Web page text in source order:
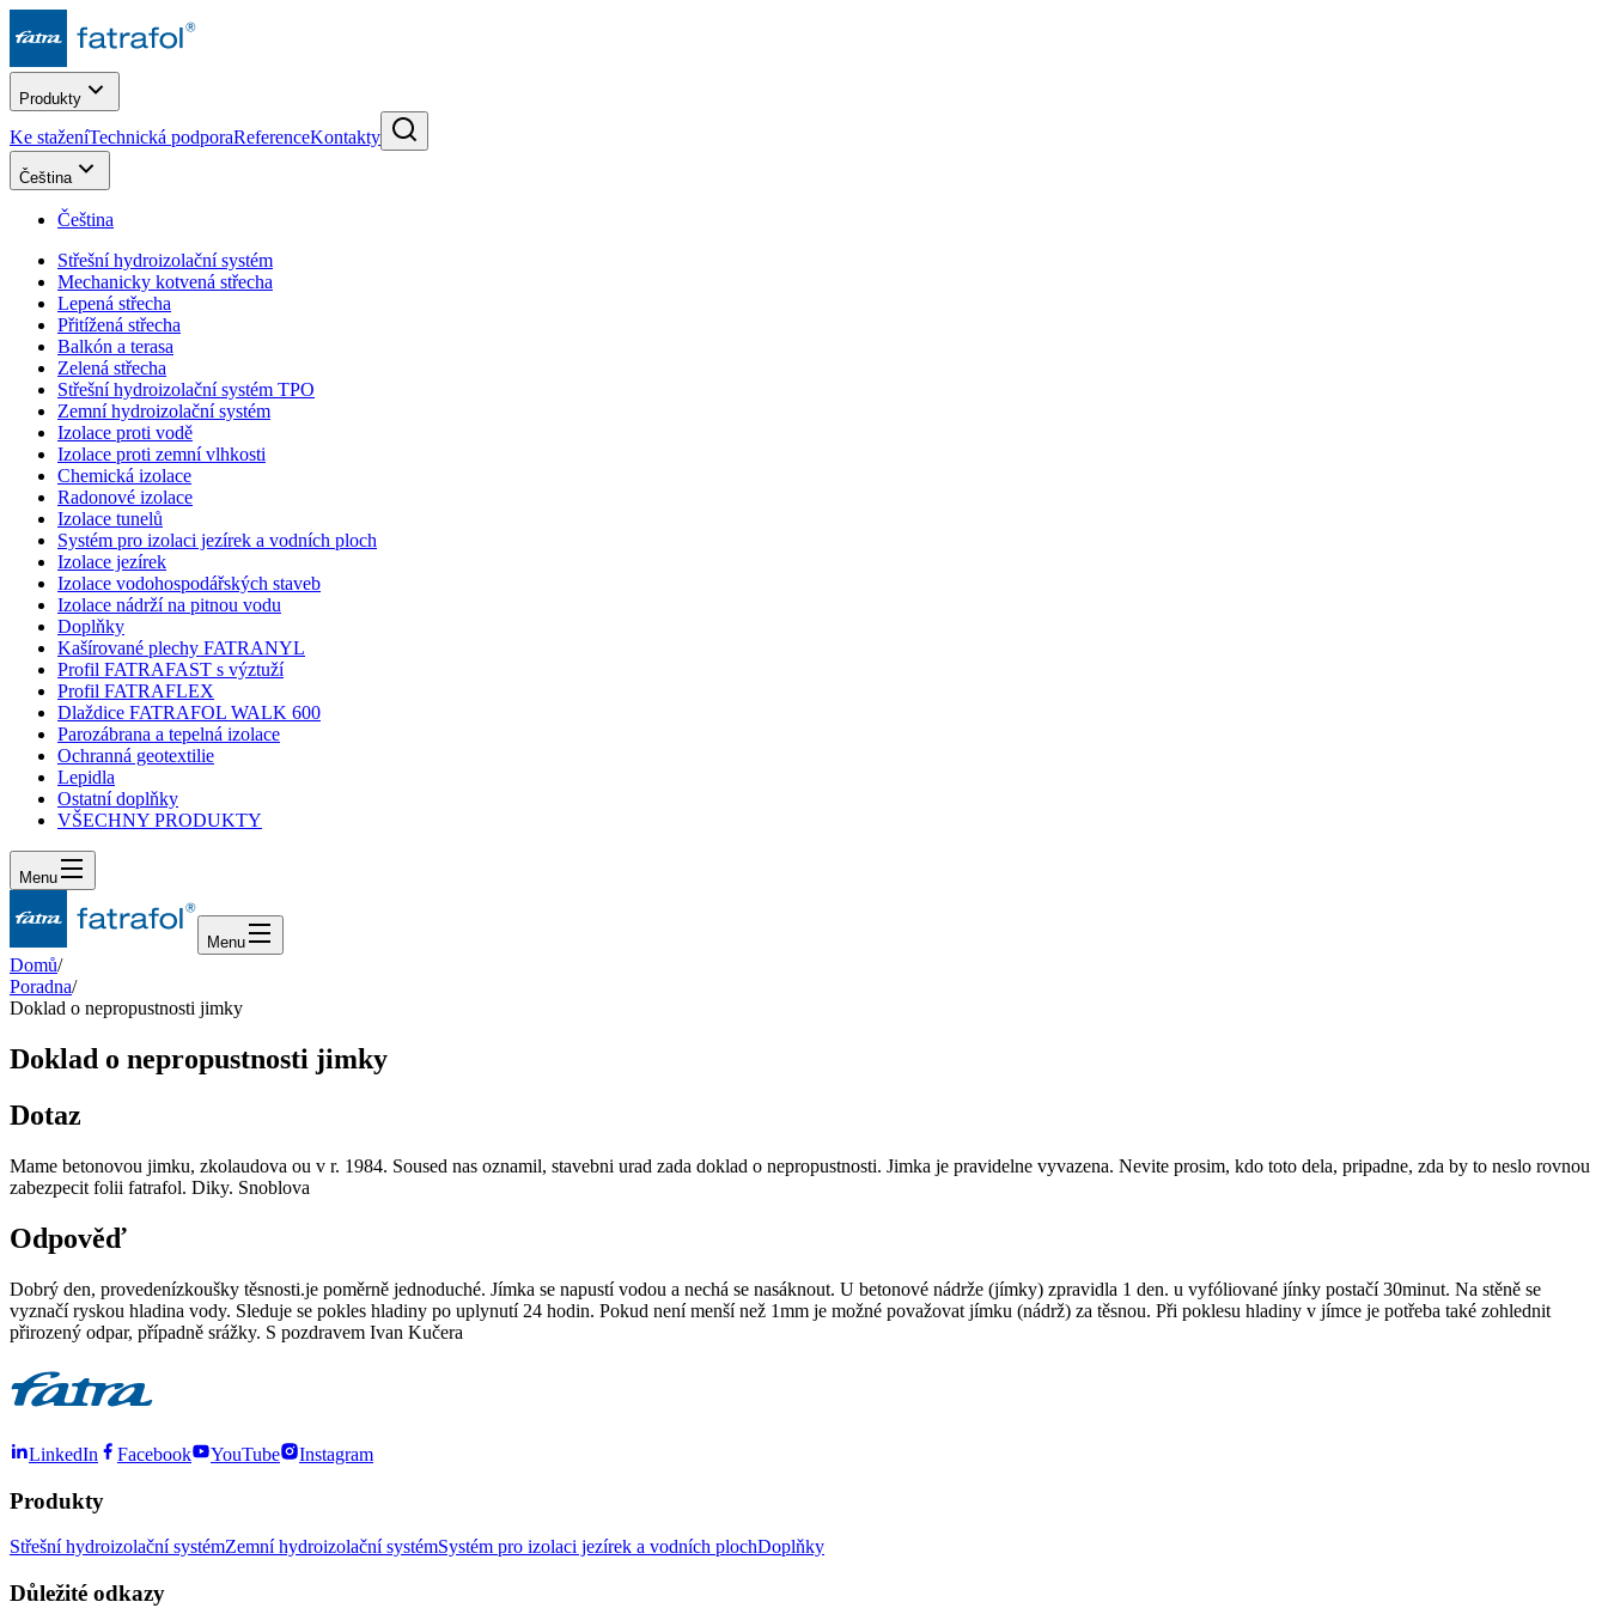
Produkty
Ke staženíTechnická podporaReferenceKontakty
Čeština
Čeština
Střešní hydroizolační systém
Mechanicky kotvená střecha
Lepená střecha
Přitížená střecha
Balkón a terasa
Zelená střecha
Střešní hydroizolační systém TPO
Zemní hydroizolační systém
Izolace proti vodě
Izolace proti zemní vlhkosti
Chemická izolace
Radonové izolace
Izolace tunelů
Systém pro izolaci jezírek a vodních ploch
Izolace jezírek
Izolace vodohospodářských staveb
Izolace nádrží na pitnou vodu
Doplňky
Kašírované plechy FATRANYL
Profil FATRAFAST s výztuží
Profil FATRAFLEX
Dlaždice FATRAFOL WALK 600
Parozábrana a tepelná izolace
Ochranná geotextilie
Lepidla
Ostatní doplňky
VŠECHNY PRODUKTY
Menu
Menu
Domů/
Poradna/
Doklad o nepropustnosti jimky
Doklad o nepropustnosti jimky
Dotaz
Mame betonovou jimku, zkolaudova ou v r. 1984. Soused nas oznamil, stavebni urad zada doklad o nepropustnosti. Jimka je pravidelne vyvazena. Nevite prosim, kdo toto dela, pripadne, zda by to neslo rovnou
zabezpecit folii fatrafol. Diky. Snoblova
Odpověď
Dobrý den, provedenízkoušky těsnosti.je poměrně jednoduché. Jímka se napustí vodou a nechá se nasáknout. U betonové nádrže (jímky) zpravidla 1 den. u vyfóliované jínky postačí 30minut. Na stěně se
vyznačí ryskou hladina vody. Sleduje se pokles hladiny po uplynutí 24 hodin. Pokud není menší než 1mm je možné považovat jímku (nádrž) za těsnou. Při poklesu hladiny v jímce je potřeba také zohlednit
přirozený odpar, případně srážky. S pozdravem Ivan Kučera
LinkedIn Facebook YouTube Instagram
Produkty
Střešní hydroizolační systémZemní hydroizolační systémSystém pro izolaci jezírek a vodních plochDoplňky
Důležité odkazy